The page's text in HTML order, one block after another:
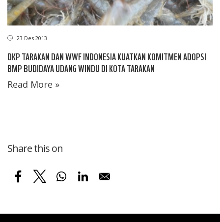
23 Des 2013
DKP TARAKAN DAN WWF INDONESIA KUATKAN KOMITMEN ADOPSI
BMP BUDIDAYA UDANG WINDU DI KOTA TARAKAN
Read More »
Share this on